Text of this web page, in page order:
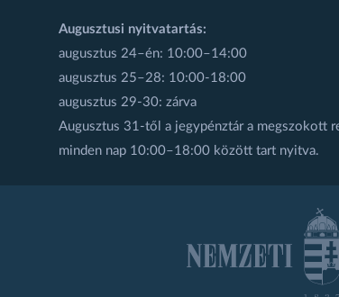
Augusztusi nyitvatartás:
augusztus 24–én: 10:00–14:00
augusztus 25–28: 10:00-18:00
augusztus 29-30: zárva
Augusztus 31-től a jegypénztár a megszokott
minden nap 10:00–18:00 között tart nyitva.